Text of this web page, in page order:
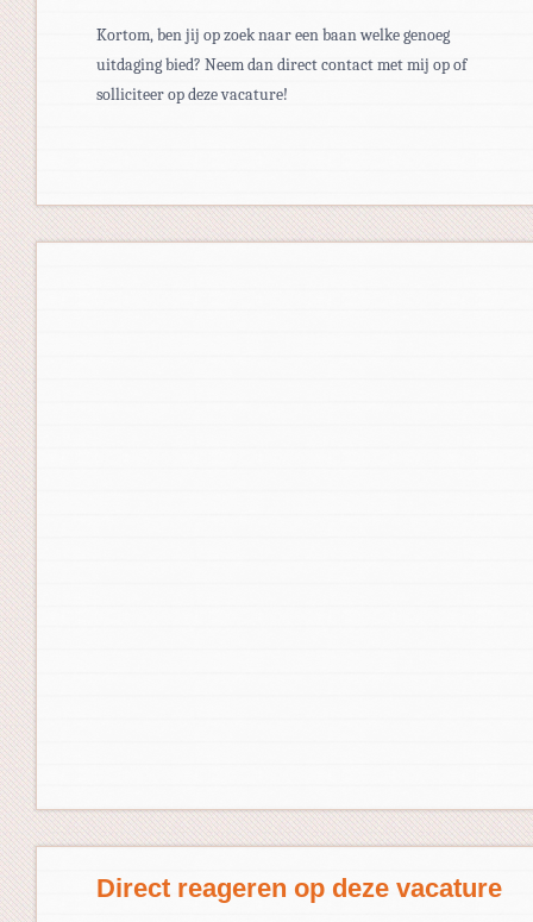
Kortom, ben jij op zoek naar een baan welke genoeg
uitdaging bied? Neem dan direct contact met mij op of
solliciteer op deze vacature!
Direct reageren op deze vacature